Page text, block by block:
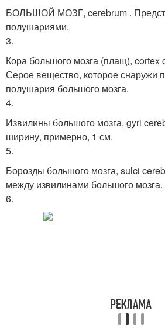
БОЛЬШОЙ МОЗГ, cerebrum .
полушариями.
3.
Кора большого мозга (плащ), cortex
Серое вещество, которое снаружи
полушария большого мозга.
4.
Извилины большого мозга, gyri
ширину, примерно, 1 см.
5.
Борозды большого мозга, sulci
между извилинами большого мозга.
6.